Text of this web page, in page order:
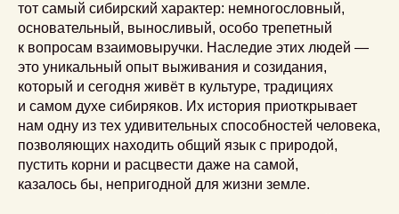
тот самый сибирский характер: немногословный,
основательный, выносливый, особо трепетный
к вопросам взаимовыручки. Наследие этих людей —
это уникальный опыт выживания и созидания,
который и сегодня живёт в культуре, традициях
и самом духе сибиряков. Их история приоткрывает
нам одну из тех удивительных способностей человека,
позволяющих находить общий язык с природой,
пустить корни и расцвести даже на самой,
казалось бы, непригодной для жизни земле.